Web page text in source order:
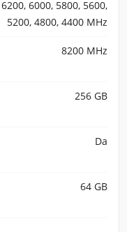
6200, 6000, 5800, 5600,
5200, 4800, 4400 MHz
8200 MHz
256 GB
Da
64 GB